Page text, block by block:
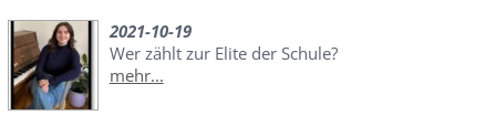
2021-10-19
Wer zählt zur Elite der Schule?
mehr...